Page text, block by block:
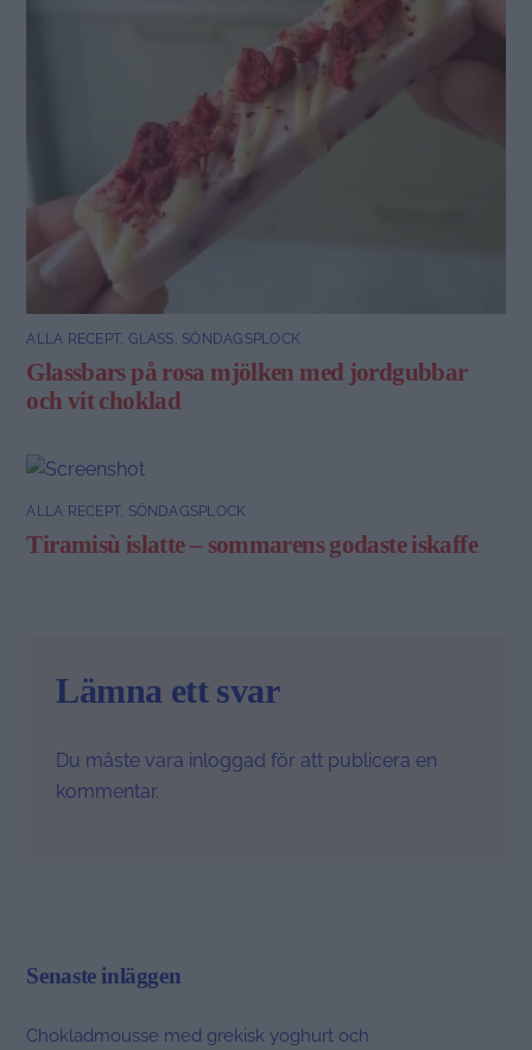
ALLA RECEPT, GLASS, SÖNDAGSPLOCK
Glassbars på rosa mjölken med jordgubbar
och vit choklad
ALLA RECEPT, SÖNDAGSPLOCK
Tiramisù islatte – sommarens godaste iskaffe
Lämna ett svar
Du måste vara inloggad för att publicera en
kommentar.
Senaste inläggen
Chokladmousse med grekisk yoghurt och